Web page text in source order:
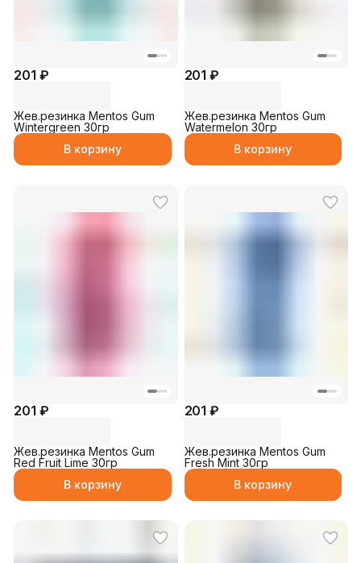
201 ₽
Жев.резинка Mentos Gum
Wintergreen 30гр
В корзину
201 ₽
Жев.резинка Mentos Gum
Watermelon 30гр
В корзину
201 ₽
Жев.резинка Mentos Gum
Red Fruit Lime 30гр
В корзину
201 ₽
Жев.резинка Mentos Gum
Fresh Mint 30гр
В корзину